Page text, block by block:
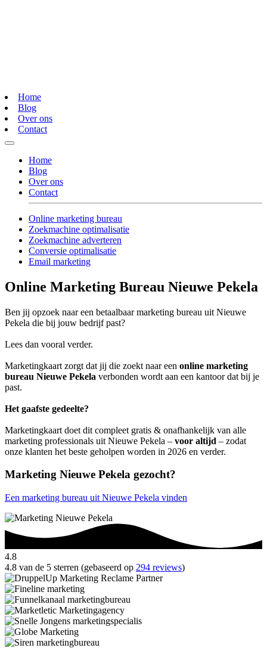
Home
Blog
Over ons
Contact
Home
Blog
Over ons
Contact
Online marketing bureau
Zoekmachine optimalisatie
Zoekmachine adverteren
Conversie optimalisatie
Email marketing
Online Marketing Bureau Nieuwe Pekela
Ben jij opzoek naar een betaalbaar marketing bureau uit Nieuwe
Pekela die bij jouw bedrijf past?
Lees dan vooral verder.
Marketingkaart zorgt dat jij die zoekt naar een online marketing
bureau Nieuwe Pekela verbonden wordt aan een kantoor dat bij je
past.
Het gaafste gedeelte?
Marketingkaart doet dit compleet gratis & onafhankelijk van alle
marketing professionals uit Nieuwe Pekela – voor altijd – zodat
onze klanten het beste geholpen worden in 2026 en verder.
Marketing Nieuwe Pekela gezocht?
Een marketing bureau uit Nieuwe Pekela vinden
4.8
4.8 van de 5 sterren (gebaseerd op 294 reviews)